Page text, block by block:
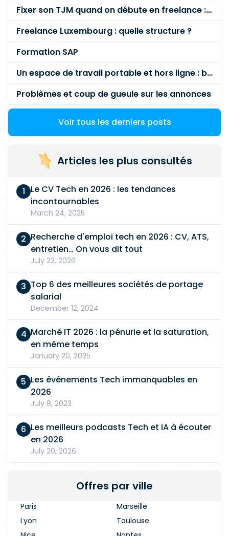
Fixer son TJM quand on débute en freelance : la méthode mathématique (et pas au feeling) 🛑
Freelance Luxembourg : quelle structure ?
Formation SAP
Un espace de travail portable et hors ligne : besoin réel ou fausse bonne idée ?
Problèmes et coup de gueule sur les annonces
Voir tous les derniers posts
Articles les plus consultés
Le CV Tech en 2026 : les tendances
incontournables
March 24, 2025
Recherche d'emploi tech en 2026 : CV, ATS,
entretien… On vous dit tout
July 22, 2026
Top 6 des meilleures sociétés de portage
salarial
December 12, 2024
Marché IT 2026 : la pénurie et la saturation,
en même temps
January 20, 2025
Les événements Tech immanquables en
2026
July 8, 2023
Les meilleurs podcasts Tech et IA à écouter
en 2026
July 20, 2026
Offres par ville
Paris
Marseille
Lyon
Toulouse